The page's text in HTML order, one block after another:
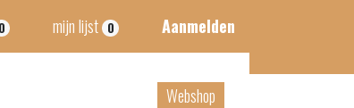
0 mijn lijst 0 Aanmelden
Webshop